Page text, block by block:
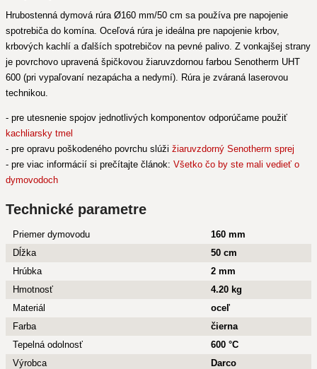
Hrubostenná dymová rúra Ø160 mm/50 cm sa používa pre napojenie
spotrebiča do komína. Oceľová rúra je ideálna pre napojenie krbov,
krbových kachlí a ďalších spotrebičov na pevné palivo. Z vonkajšej strany
je povrchovo upravená špičkovou žiaruvzdornou farbou Senotherm UHT
600 (pri vypaľovaní nezapácha a nedymí). Rúra je zváraná laserovou
technikou.
- pre utesnenie spojov jednotlivých komponentov odporúčame použiť
kachliarsky tmel
- pre opravu poškodeného povrchu slúži žiaruvzdorný Senotherm sprej
- pre viac informácií si prečítajte článok: Všetko čo by ste mali vedieť o
dymovodoch
Technické parametre
Priemer dymovodu
160 mm
Dĺžka
50 cm
Hrúbka
2 mm
Hmotnosť
4.20 kg
Materiál
oceľ
Farba
čierna
Tepelná odolnosť
600 °C
Výrobca
Darco